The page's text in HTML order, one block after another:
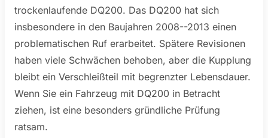
trockenlaufende DQ200. Das DQ200 hat sich
insbesondere in den Baujahren 2008--2013 einen
problematischen Ruf erarbeitet. Spätere Revisionen
haben viele Schwächen behoben, aber die Kupplung
bleibt ein Verschleißteil mit begrenzter Lebensdauer.
Wenn Sie ein Fahrzeug mit DQ200 in Betracht
ziehen, ist eine besonders gründliche Prüfung
ratsam.